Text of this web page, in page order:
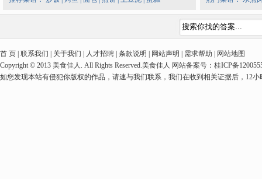
首 页 | 联系我们 | 关于我们 | 人才招聘 | 条款说明 | 网站声明 | 需求帮助 | 网站地图
Copyright © 2013 美食佳人. All Rights Reserved.美食佳人 网站备案号：桂ICP备
如您发现本站有侵犯你版权的作品，请速与我们联系，我们在收到相关证据后，12